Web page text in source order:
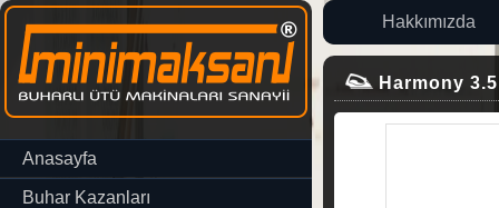
Anasayfa
Buhar Kazanları
Hakkımızda
Harmony